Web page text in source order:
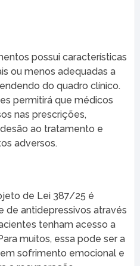
possui características
ou menos adequadas a
do quadro clínico.
permitirá que médicos
nas prescrições,
ao tratamento e
adversos.
de Lei 387/25 é
de antidepressivos através
tenham acesso a
muitos, essa pode ser a
sofrimento emocional e